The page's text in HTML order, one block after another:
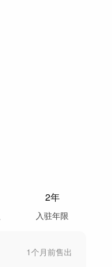
2年
入驻年限
1个月前售出